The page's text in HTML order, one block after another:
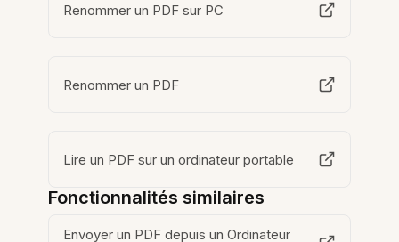
Renommer un PDF sur PC
Renommer un PDF
Lire un PDF sur un ordinateur portable
Fonctionnalités similaires
Envoyer un PDF depuis un Ordinateur